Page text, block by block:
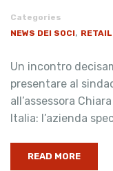
Categories
NEWS DEI SOCI, RETAIL
Un incontro
presentare al
all’assessora
Italia: l’azienda
READ MORE